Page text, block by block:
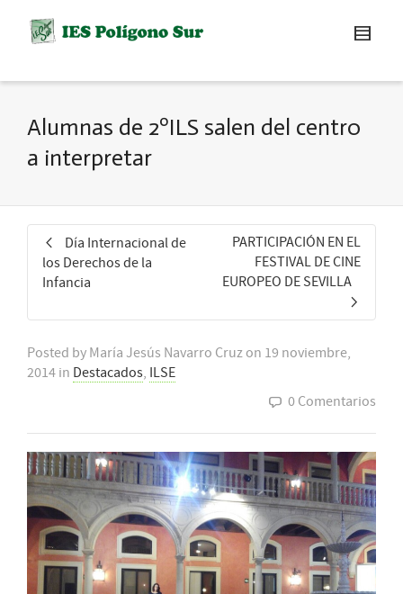
Alumnas de 2ºILS salen del centro
a interpretar
Día Internacional de
los Derechos de la
Infancia
PARTICIPACIÓN EN EL
FESTIVAL DE CINE
EUROPEO DE SEVILLA
Posted by María Jesús Navarro Cruz on 19 noviembre,
2014 in Destacados, ILSE
0 Comentarios